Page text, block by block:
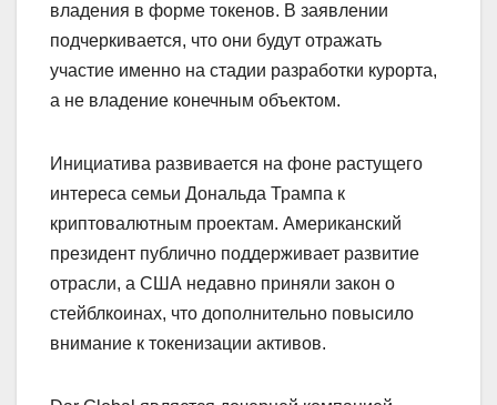
владения в форме токенов. В заявлении
подчеркивается, что они будут отражать
участие именно на стадии разработки курорта,
а не владение конечным объектом.
Инициатива развивается на фоне растущего
интереса семьи Дональда Трампа к
криптовалютным проектам. Американский
президент публично поддерживает развитие
отрасли, а США недавно приняли закон о
стейблкоинах, что дополнительно повысило
внимание к токенизации активов.